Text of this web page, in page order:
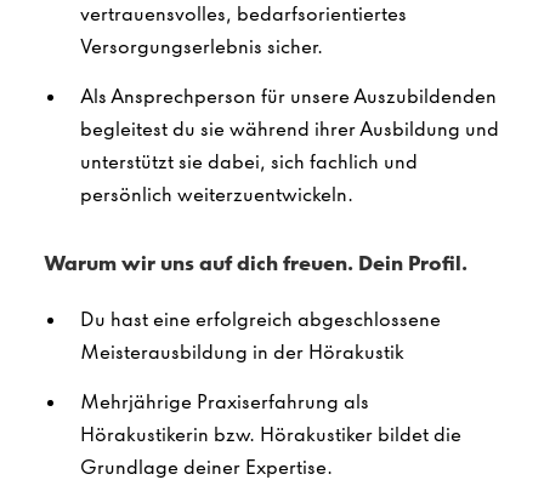
vertrauensvolles, bedarfsorientiertes
Versorgungserlebnis sicher.
Als Ansprechperson für unsere Auszubildenden
begleitest du sie während ihrer Ausbildung und
unterstützt sie dabei, sich fachlich und
persönlich weiterzuentwickeln.
Warum wir uns auf dich freuen. Dein Profil.
Du hast eine erfolgreich abgeschlossene
Meisterausbildung in der Hörakustik
Mehrjährige Praxiserfahrung als
Hörakustikerin bzw. Hörakustiker bildet die
Grundlage deiner Expertise.